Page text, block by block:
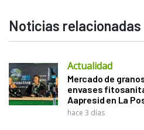
Noticias relacionadas
Actualidad
Mercado de
envases
Aapresid en La
hace 3 días